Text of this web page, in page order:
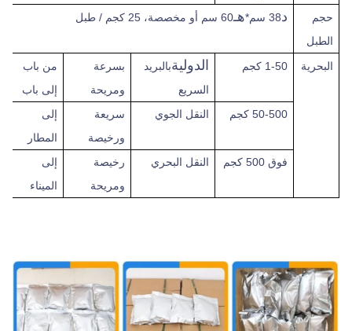
حجم
الطبل
د38 سم* هـ60 سم أو مخصصة، 25 كجم / طبل
البحرية 1-50 كجم الدوليةبالبريد
السريع
بسرعة
ومريحة
من باب
إلى باب
50-500 كجم
النقل الجوي
سريعة
ورخيصة
إلى
المطار
فوق 500 كجم النقل البحري
رخيصة
ومريحة
إلى
الميناء